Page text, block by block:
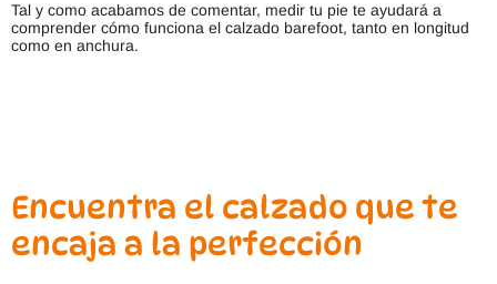
Tal y como acabamos de comentar, medir tu pie te ayudará a
comprender cómo funciona el calzado barefoot, tanto en longitud
como en anchura.
Encuentra el calzado que te
encaja a la perfección